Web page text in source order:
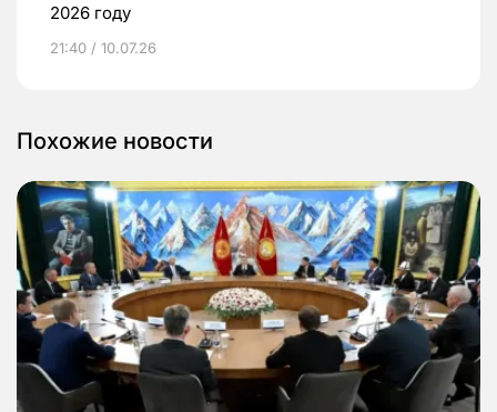
2026 году
21:40 / 10.07.26
Похожие новости